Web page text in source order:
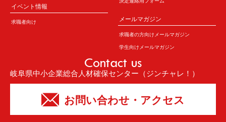
イベント情報
求職者向け メールマガジン
求職者の方向けメールマガジン
学生向けメールマガジン
Contact us
岐阜県中小企業総合人材確保センター（ジンチャレ！）
お問い合わせ・アクセス